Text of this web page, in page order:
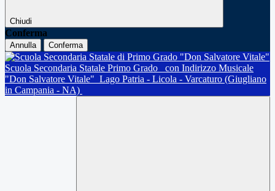
Chiudi
Conferma
Annulla Conferma
Scuola Secondaria Statale Primo Grado
con Indirizzo Musicale
"Don Salvatore Vitale" Lago Patria - Licola - Varcaturo (Giugliano
in Campania - NA)